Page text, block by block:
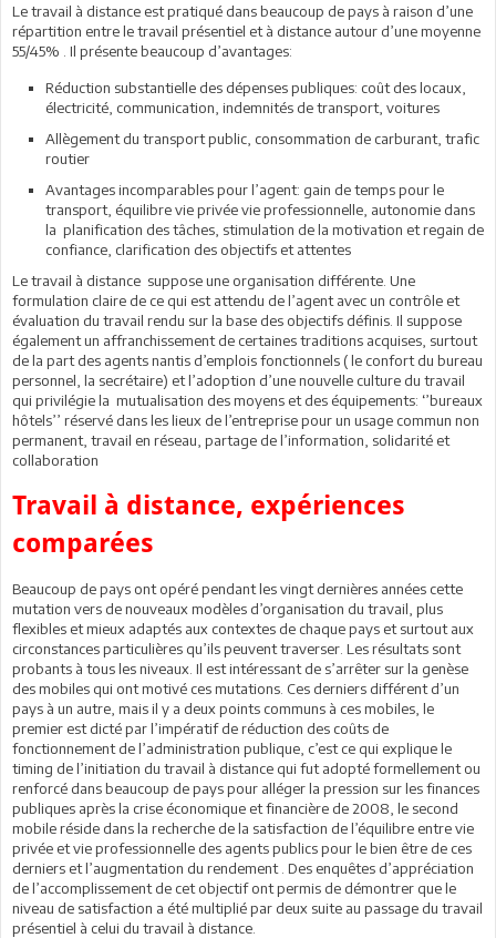
Le travail à distance est pratiqué dans beaucoup de pays à raison d’une
répartition entre le travail présentiel et à distance autour d’une moyenne
55/45% . Il présente beaucoup d’avantages:
Réduction substantielle des dépenses publiques: coût des locaux,
électricité, communication, indemnités de transport, voitures
Allègement du transport public, consommation de carburant, trafic
routier
Avantages incomparables pour l’agent: gain de temps pour le
transport, équilibre vie privée vie professionnelle, autonomie dans
la planification des tâches, stimulation de la motivation et regain de
confiance, clarification des objectifs et attentes
Le travail à distance suppose une organisation différente. Une
formulation claire de ce qui est attendu de l’agent avec un contrôle et
évaluation du travail rendu sur la base des objectifs définis. Il suppose
également un affranchissement de certaines traditions acquises, surtout
de la part des agents nantis d’emplois fonctionnels ( le confort du bureau
personnel, la secrétaire) et l’adoption d’une nouvelle culture du travail
qui privilégie la mutualisation des moyens et des équipements: ‘’bureaux
hôtels’’ réservé dans les lieux de l’entreprise pour un usage commun non
permanent, travail en réseau, partage de l’information, solidarité et
collaboration
Travail à distance, expériences
comparées
Beaucoup de pays ont opéré pendant les vingt dernières années cette
mutation vers de nouveaux modèles d’organisation du travail, plus
flexibles et mieux adaptés aux contextes de chaque pays et surtout aux
circonstances particulières qu’ils peuvent traverser. Les résultats sont
probants à tous les niveaux. Il est intéressant de s’arrêter sur la genèse
des mobiles qui ont motivé ces mutations. Ces derniers différent d’un
pays à un autre, mais il y a deux points communs à ces mobiles, le
premier est dicté par l’impératif de réduction des coûts de
fonctionnement de l’administration publique, c’est ce qui explique le
timing de l’initiation du travail à distance qui fut adopté formellement ou
renforcé dans beaucoup de pays pour alléger la pression sur les finances
publiques après la crise économique et financière de 2008, le second
mobile réside dans la recherche de la satisfaction de l’équilibre entre vie
privée et vie professionnelle des agents publics pour le bien être de ces
derniers et l’augmentation du rendement . Des enquêtes d’appréciation
de l’accomplissement de cet objectif ont permis de démontrer que le
niveau de satisfaction a été multiplié par deux suite au passage du travail
présentiel à celui du travail à distance.